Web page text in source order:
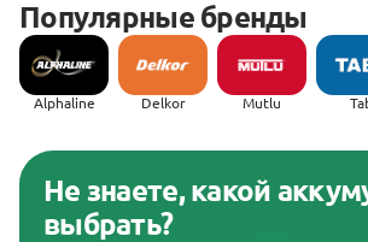
Популярные бренды
Alphaline Delkor Mutlu
Не знаете, какой
выбрать?